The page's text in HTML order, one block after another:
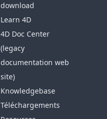
download
Learn 4D
4D Doc Center
(legacy
documentation web
site)
Knowledgebase
Téléchargements